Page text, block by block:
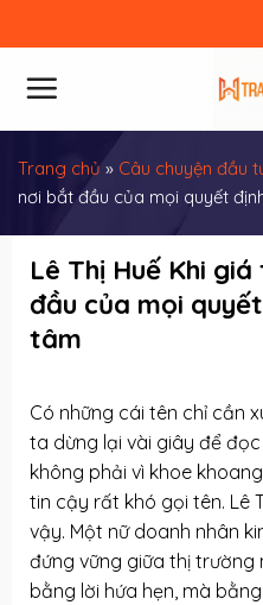
to
content
Trang chủ » Câu chuyện đầu
nơi bắt đầu của mọi quyết
Lê Thị Huế Khi
đầu của mọi
tâm
Có những cái tên chỉ cần
ta dừng lại vài giây để
không phải vì khoe
tin cậy rất khó gọi tên. Lê
vậy. Một nữ doanh nhân
đứng vững giữa thị trường
bằng lời hứa hẹn, mà